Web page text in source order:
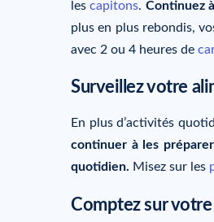
lescapitons. Continuez
plus en plus rebondis,
avec 2 ou 4 heures de
Surveillez votre
En plus d’activités
continuer à les
quotidien. Misez sur les
Comptez sur